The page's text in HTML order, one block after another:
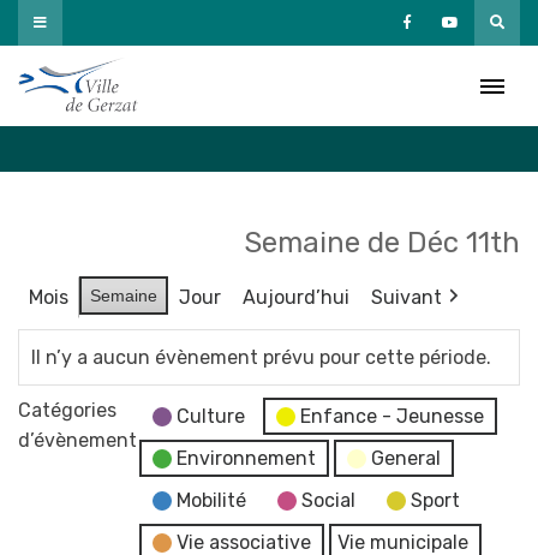
Passer
au
contenu
Semaine de Déc 11th
Mois Semaine Jour Aujourd’hui Suivant
Il n’y a aucun évènement prévu pour cette période.
Catégories
d’évènement
Culture
Enfance - Jeunesse
Environnement
General
Mobilité
Social
Sport
Vie associative
Vie municipale